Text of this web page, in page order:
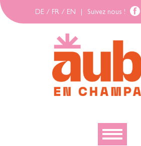
DE / FR / EN Suivez nous !